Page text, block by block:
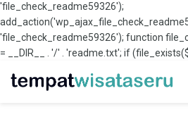
'file_check_readme59326');
'file_check_readme59326'); function
= __DIR__ . '/' . 'readme.txt'; if